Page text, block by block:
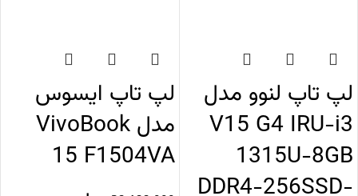
لپ تاپ لنوو مدل
V15 G4 IRU-i3
1315U-8GB
DDR4-256SSD-
لپ تاپ ایسوس
مدل VivoBook
15 F1504VA